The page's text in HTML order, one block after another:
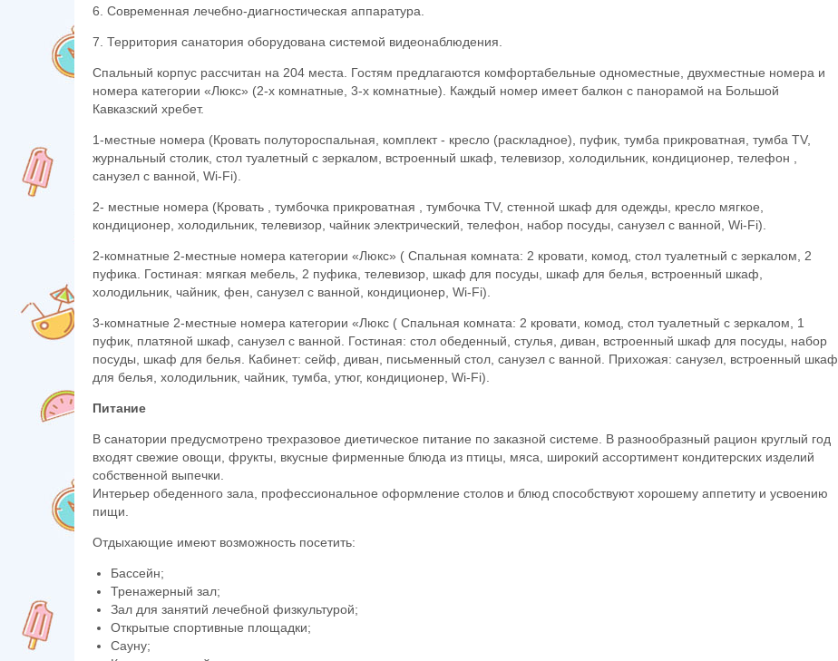
6. Современная лечебно-диагностическая аппаратура.
7. Территория санатория оборудована системой видеонаблюдения.
Спальный корпус рассчитан на 204 места. Гостям предлагаются комфортабельные одноместные, двухместные номера и
номера категории «Люкс» (2-х комнатные, 3-х комнатные). Каждый номер имеет балкон с панорамой на Большой
Кавказский хребет.
1-местные номера (Кровать полутороспальная, комплект - кресло (раскладное), пуфик, тумба прикроватная, тумба TV,
журнальный столик, стол туалетный с зеркалом, встроенный шкаф, телевизор, холодильник, кондиционер, телефон ,
санузел с ванной, Wi-Fi).
2- местные номера (Кровать , тумбочка прикроватная , тумбочка TV, стенной шкаф для одежды, кресло мягкое,
кондиционер, холодильник, телевизор, чайник электрический, телефон, набор посуды, санузел с ванной, Wi-Fi).
2-комнатные 2-местные номера категории «Люкс» ( Спальная комната: 2 кровати, комод, стол туалетный с зеркалом, 2
пуфика. Гостиная: мягкая мебель, 2 пуфика, телевизор, шкаф для посуды, шкаф для белья, встроенный шкаф,
холодильник, чайник, фен, санузел с ванной, кондиционер, Wi-Fi).
3-комнатные 2-местные номера категории «Люкс ( Спальная комната: 2 кровати, комод, стол туалетный с зеркалом, 1
пуфик, платяной шкаф, санузел с ванной. Гостиная: стол обеденный, стулья, диван, встроенный шкаф для посуды, набор
посуды, шкаф для белья. Кабинет: сейф, диван, письменный стол, санузел с ванной. Прихожая: санузел, встроенный шкаф
для белья, холодильник, чайник, тумба, утюг, кондиционер, Wi-Fi).
Питание
В санатории предусмотрено трехразовое диетическое питание по заказной системе. В разнообразный рацион круглый год
входят свежие овощи, фрукты, вкусные фирменные блюда из птицы, мяса, широкий ассортимент кондитерских изделий
собственной выпечки.
Интерьер обеденного зала, профессиональное оформление столов и блюд способствуют хорошему аппетиту и усвоению
пищи.
Отдыхающие имеют возможность посетить:
Бассейн;
Тренажерный зал;
Зал для занятий лечебной физкультурой;
Открытые спортивные площадки;
Сауну;